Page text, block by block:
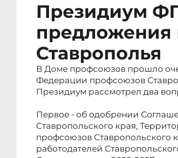
Президиум
предложения
Ставрополья
В Доме профсоюзов прошло
Федерации профсоюзов
Президиум рассмотрел два
Первое - об одобрении
Ставропольского края,
профсоюзов Ставропольского
работодателей